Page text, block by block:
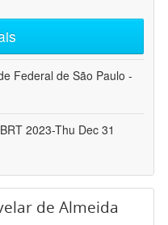
Federal de São Paulo -
2023-Thu Dec 31
de Almeida